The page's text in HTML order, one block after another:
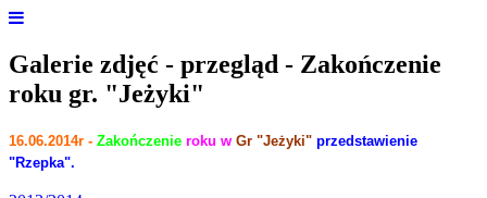
Galerie zdjęć - przegląd - Zakończenie
roku gr. "Jeżyki"
16.06.2014r - Zakończenie roku w Gr "Jeżyki" przedstawienie
"Rzepka".